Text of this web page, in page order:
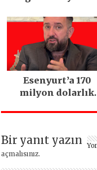
Esenyurt’a 170
milyon dolarlık
İstanbul’un tek
Bir yanıt yazın
açmalısınız.